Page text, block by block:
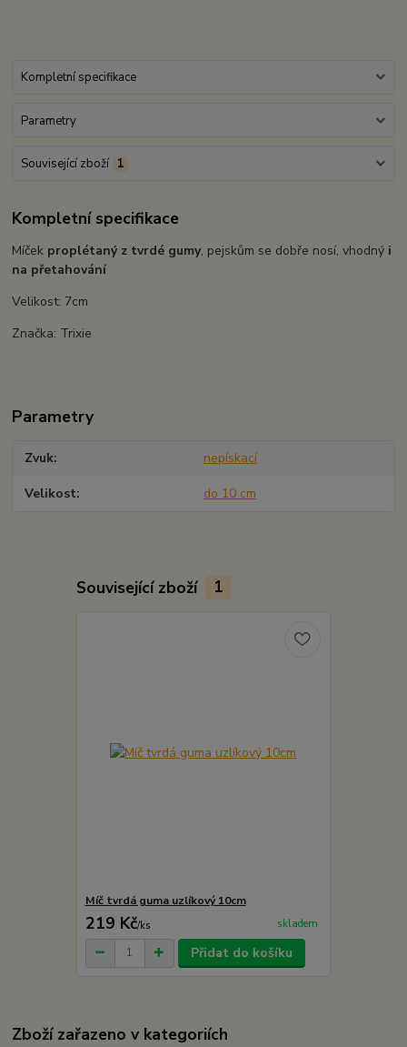
Kompletní specifikace
Parametry
Související zboží 1
Kompletní specifikace
Míček proplétaný z tvrdé gumy, pejskům se dobře nosí, vhodný i
na přetahování
Velikost: 7cm
Značka: Trixie
Parametry
Zvuk nepískací
Velikost do 10 cm
Související zboží 1
Míč tvrdá guma uzlíkový 10cm
219 Kč/ks skladem
Přidat do košíku
Zboží zařazeno v kategoriích